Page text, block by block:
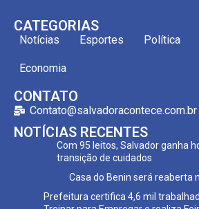
CATEGORIAS
Notícias Esportes Política
Economia
CONTATO
Contato@salvadoracontece.com.br
NOTÍCIAS RECENTES
Com 95 leitos, Salvador ganha
transição de cuidados
Casa do Benin será reaberta
Prefeitura certifica 4,6 mil